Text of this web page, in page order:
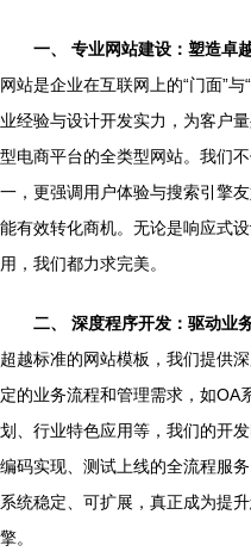
一、 专业网站建设：塑造卓
网站是企业在互联网上的“门面”
业经验与设计开发实力，为客户
型电商平台的全类型网站。我们
一，更强调用户体验与搜索引擎
能有效转化商机。无论是响应式
用，我们都力求完美。
二、 深度程序开发：驱动业
超越标准的网站模板，我们提供
定的业务流程和管理需求，如OA
划、行业特色应用等，我们的开
编码实现、测试上线的全流程服
系统稳定、可扩展，真正成为提
擎。